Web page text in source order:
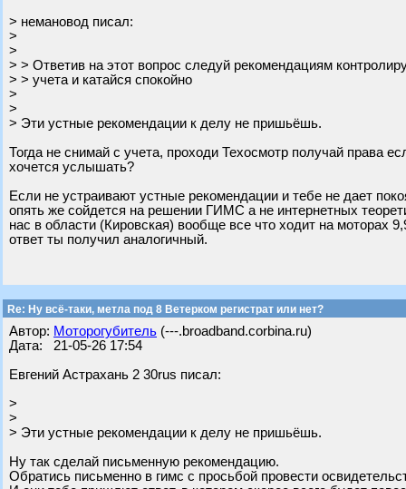
> немановод писал:
>
>
> > Ответив на этот вопрос следуй рекомендациям
> > учета и катайся спокойно
>
>
> Эти устные рекомендации к делу не пришьёшь.
Тогда не снимай с учета, проходи Техосмотр получай права
хочется услышать?
Если не устраивают устные рекомендации и тебе не дает
опять же сойдется на решении ГИМС а не интернетных
нас в области (Кировская) вообще все что ходит на моторах
ответ ты получил аналогичный.
Re: Ну всё-таки, метла под 8 Ветерком регистрат или нет?
Автор: Моторогубитель (---.broadband.corbina.ru)
Дата: 21-05-26 17:54
Евгений Астрахань 2 30rus писал:
>
>
> Эти устные рекомендации к делу не пришьёшь.
Ну так сделай письменную рекомендацию.
Обратись письменно в гимс с просьбой провести